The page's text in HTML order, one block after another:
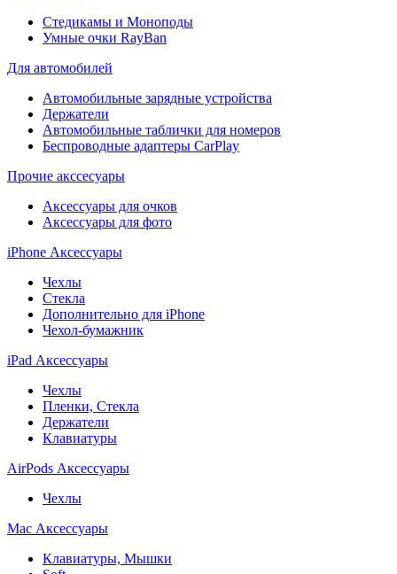
Стедикамы и Моноподы
Умные очки RayBan
Для автомобилей
Автомобильные зарядные устройства
Держатели
Автомобильные таблички для номеров
Беспроводные адаптеры CarPlay
Прочие акссесуары
Аксессуары для очков
Аксессуары для фото
iPhone Аксессуары
Чехлы
Стекла
Дополнительно для iPhone
Чехол-бумажник
iPad Аксессуары
Чехлы
Пленки, Стекла
Держатели
Клавиатуры
AirPods Аксессуары
Чехлы
Mac Аксессуары
Клавиатуры, Мышки